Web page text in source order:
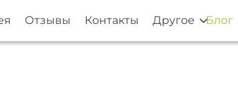
Отзывы Контакты Другое Блог